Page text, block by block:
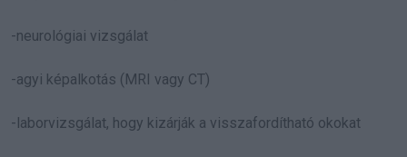
-neurológiai vizsgálat
-agyi képalkotás (MRI vagy CT)
-laborvizsgálat, hogy kizárják a visszafordítható okokat